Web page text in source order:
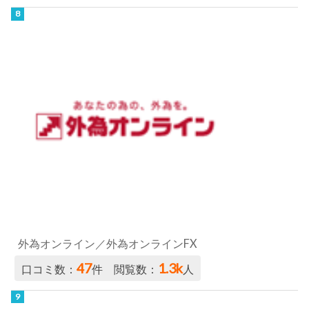
外為オンライン／外為オンラインFX
口コミ数：47件 閲覧数： 1.3k人